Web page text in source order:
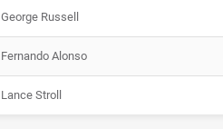
George Russell
Fernando Alonso
Lance Stroll